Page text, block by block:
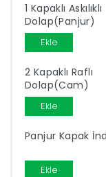
1 Kapaklı Askılıklı
Dolap(Panjur)
Ekle
2 Kapaklı Raflı
Dolap(Cam)
Ekle
Panjur Kapak
Ekle